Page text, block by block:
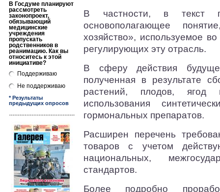
В Госдуме планируют
рассмотреть
законопроект,
обязывающий
медицинские
учреждения
пропускать
родственников в
реанимацию. Как вы
относитесь к этой
инициативе?
Поддерживаю
Не поддерживаю
* Результаты
предыдущих опросов
В частности, в текст
основополагающее
хозяйство», используемое
регулирующих эту отрасль.
В сферу действия
полученная в результате
растений, плодов, ягод
использования
гормональных препаратов.
Расширен перечень
товаров с учетом
национальных,
стандартов.
Более подробно